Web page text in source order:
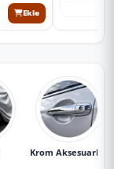
Ekle
Krom Aksesuarlar